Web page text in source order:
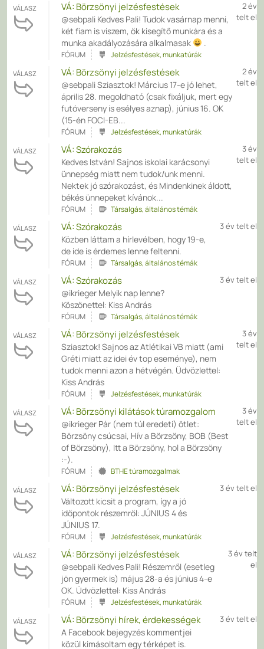
VÁLASZ VÁ: Börzsönyi jelzésfestések
@sebpali Kedves Pali! Tudok vasárnap menni,
két fiam is viszem, ők kisegítő munkára és a
munka akadályozására alkalmasak
.
2 év
telt el
FÓRUM Jelzésfestések, munkatúrák
VÁLASZ VÁ: Börzsönyi jelzésfestések
@sebpali Sziasztok! Március 17-e jó lehet,
április 28. megoldható (csak fixáljuk, mert egy
futóverseny is esélyes aznap), június 16. OK
(15-én FOCI-EB...
2 év
telt el
FÓRUM Jelzésfestések, munkatúrák
VÁLASZ VÁ: Szórakozás
Kedves István! Sajnos iskolai karácsonyi
ünnepség miatt nem tudok/unk menni.
Nektek jó szórakozást, és Mindenkinek áldott,
békés ünnepeket kívánok...
3 év
telt el
FÓRUM Társalgás, általános témák
VÁLASZ VÁ: Szórakozás
Közben láttam a hírlevélben, hogy 19-e,
de ide is érdemes lenne feltenni.
3 év telt el
FÓRUM Társalgás, általános témák
VÁLASZ VÁ: Szórakozás
@ikrieger Melyik nap lenne?
Köszönettel: Kiss András
3 év telt el
FÓRUM Társalgás, általános témák
VÁLASZ VÁ: Börzsönyi jelzésfestések
Sziasztok! Sajnos az Atlétikai VB miatt (ami
Gréti miatt az idei év top eseménye), nem
tudok menni azon a hétvégén. Üdvözlettel:
Kiss András
3 év
telt el
FÓRUM Jelzésfestések, munkatúrák
VÁLASZ VÁ: Börzsönyi kilátások túramozgalom
@ikrieger Pár (nem túl eredeti) ötlet:
Börzsöny csúcsai, Hív a Börzsöny, BOB (Best
of Börzsöny), Itt a Börzsöny, hol a Börzsöny
:-).
3 év
telt el
FÓRUM BTHE túramozgalmak
VÁLASZ VÁ: Börzsönyi jelzésfestések
Változott kicsit a program, így a jó
időpontok részemről: JÚNIUS 4 és
JÚNIUS 17.
3 év telt el
FÓRUM Jelzésfestések, munkatúrák
VÁLASZ VÁ: Börzsönyi jelzésfestések
@sebpali Kedves Pali! Részemről (esetleg
jön gyermek is) május 28-a és június 4-e
OK. Üdvözlettel: Kiss András
3 év telt
el
FÓRUM Jelzésfestések, munkatúrák
VÁLASZ VÁ: Börzsönyi hírek, érdekességek
A Facebook bejegyzés kommentjei
közül kimásoltam egy térképet is.
3 év telt el